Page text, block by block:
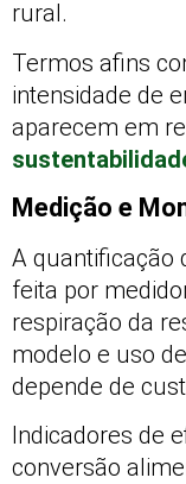
rural.
Termos afins
intensidade de
aparecem em
Medição e
A quantificação
feita por
respiração da
modelo e uso
depende de
Indicadores de
conversão